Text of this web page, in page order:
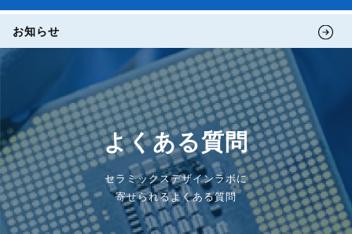
お知らせ
よくある質問
セラミックスデザインラボに
寄せられるよくある質問